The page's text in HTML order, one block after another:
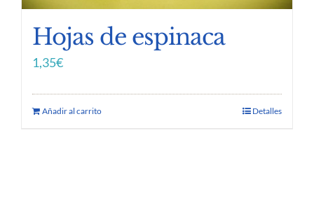
Hojas de espinaca
1,35€
Añadir al carrito Detalles